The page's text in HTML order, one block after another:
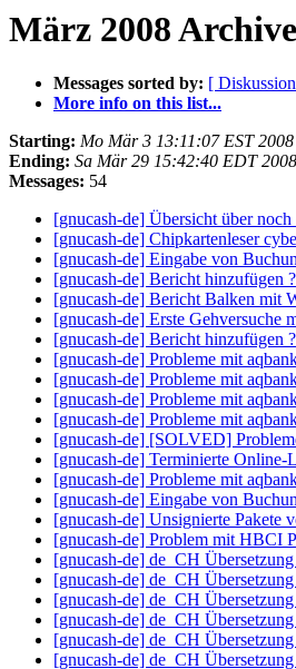
März 2008
Messages sorted by: [
More info on this list...
Starting: Mo Mär 3 13:11:07 EST 2008
Ending: Sa Mär 29 15:42:40 EDT 2008
Messages: 54
[gnucash-de] Übersicht über
[gnucash-de] Chipkartenleser
[gnucash-de] Eingabe von
[gnucash-de] Bericht hinzufügen
[gnucash-de] Bericht Balken mit
[gnucash-de] Erste Gehversuche
[gnucash-de] Bericht hinzufügen
[gnucash-de] Probleme mit
[gnucash-de] Probleme mit
[gnucash-de] Probleme mit
[gnucash-de] Probleme mit
[gnucash-de] [SOLVED]
[gnucash-de] Terminierte Online-
[gnucash-de] Probleme mit
[gnucash-de] Eingabe von
[gnucash-de] Unsignierte Pakete
[gnucash-de] Problem mit HBCI
[gnucash-de] de_CH
[gnucash-de] de_CH
[gnucash-de] de_CH
[gnucash-de] de_CH
[gnucash-de] de_CH
[gnucash-de] de_CH